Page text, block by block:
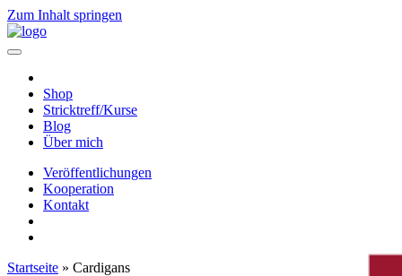
Zum Inhalt springen
Hauptnavigation
Shop
Stricktreff/Kurse
Blog
Über mich
Veröffentlichungen
Kooperation
Kontakt
Startseite » Cardigans